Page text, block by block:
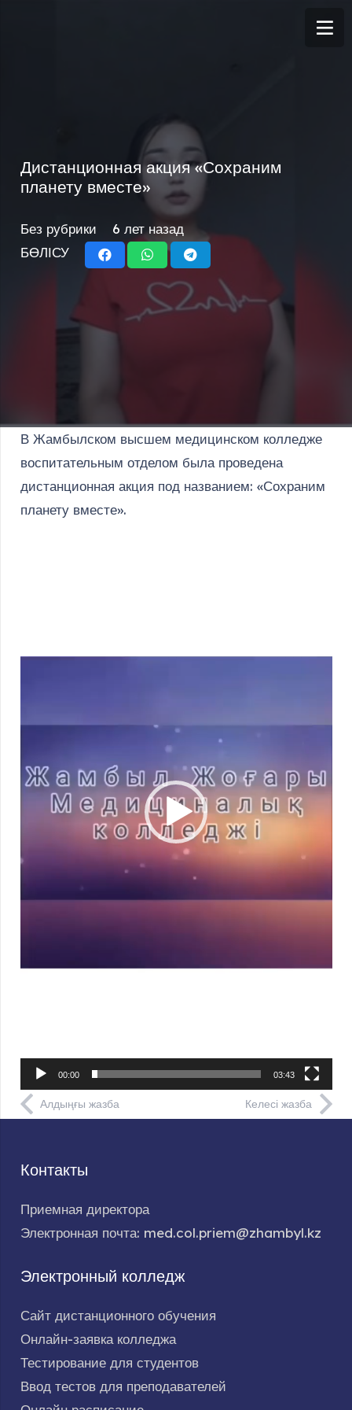
Дистанционная акция «Сохраним
планету вместе»
Без рубрики
6 лет назад
БӨЛІСУ
В Жамбылском высшем медицинском колледже
воспитательным отделом была проведена
дистанционная акция под названием: «Сохраним
планету вместе».
00:00 03:43
Алдыңғы жазба Келесі жазба
Контакты
Приемная директора
Электронная почта: med.col.priem@zhambyl.kz
Электронный колледж
Сайт дистанционного обучения
Онлайн-заявка колледжа
Тестирование для студентов
Ввод тестов для преподавателей